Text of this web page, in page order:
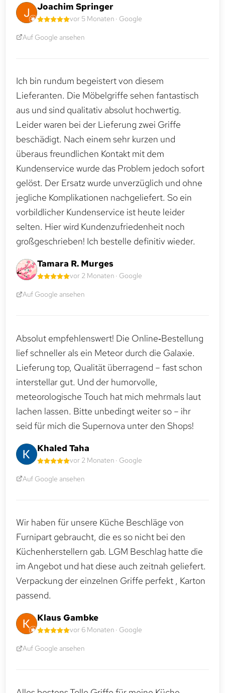
Joachim Springer
vor 5 Monaten · Google
Auf Google ansehen
Ich bin rundum begeistert von diesem
Lieferanten. Die Möbelgriffe sehen fantastisch
aus und sind qualitativ absolut hochwertig.
Leider waren bei der Lieferung zwei Griffe
beschädigt. Nach einem sehr kurzen und
überaus freundlichen Kontakt mit dem
Kundenservice wurde das Problem jedoch sofort
gelöst. Der Ersatz wurde unverzüglich und ohne
jegliche Komplikationen nachgeliefert. So ein
vorbildlicher Kundenservice ist heute leider
selten. Hier wird Kundenzufriedenheit noch
großgeschrieben! Ich bestelle definitiv wieder.
Tamara R. Murges
vor 2 Monaten · Google
Auf Google ansehen
Absolut empfehlenswert! Die Online‑Bestellung
lief schneller als ein Meteor durch die Galaxie.
Lieferung top, Qualität überragend – fast schon
interstellar gut. Und der humorvolle,
meteorologische Touch hat mich mehrmals laut
lachen lassen. Bitte unbedingt weiter so – ihr
seid für mich die Supernova unter den Shops!
Khaled Taha
vor 2 Monaten · Google
Auf Google ansehen
Wir haben für unsere Küche Beschläge von
Furnipart gebraucht, die es so nicht bei den
Küchenherstellern gab. LGM Beschlag hatte die
im Angebot und hat diese auch zeitnah geliefert.
Verpackung der einzelnen Griffe perfekt , Karton
passend.
Klaus Gambke
vor 6 Monaten · Google
Auf Google ansehen